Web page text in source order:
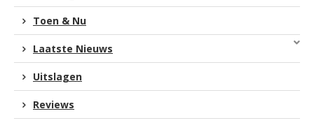
Toen & Nu
Laatste Nieuws
Uitslagen
Reviews